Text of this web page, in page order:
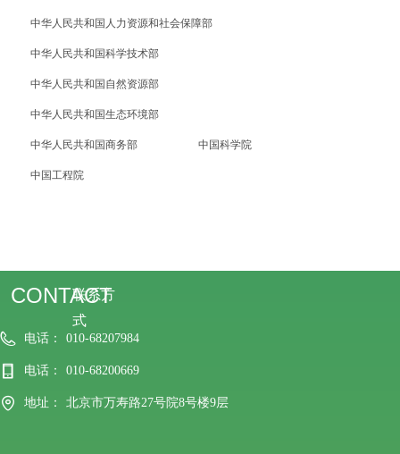
CONTACT
联系方
式
电话： 010-68207984
电话： 010-68200669
地址： 北京市万寿路27号院8号楼9层
中华人民共和国人力资源和社会保障部
中华人民共和国科学技术部
中华人民共和国自然资源部
中华人民共和国生态环境部
中华人民共和国商务部 中国科学院
中国工程院